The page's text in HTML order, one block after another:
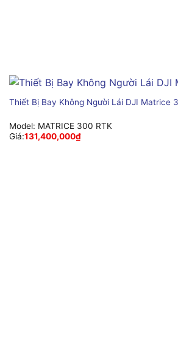
Thiết Bị Bay Không Người Lái DJI Matrice
Model: MATRICE 300 RTK
Giá:131,400,000₫